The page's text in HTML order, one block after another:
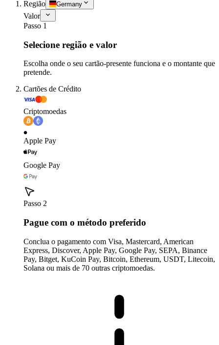
Região Germany
Valor
Passo 1
Selecione região e valor
Escolha onde o seu cartão-presente funciona e o montante que
pretende.
Cartões de Crédito
Criptomoedas
Apple Pay
Google Pay
Passo 2
Pague com o método preferido
Conclua o pagamento com Visa, Mastercard, American
Express, Discover, Apple Pay, Google Pay, SEPA, Binance
Pay, Bitget, KuCoin Pay, Bitcoin, Ethereum, USDT, Litecoin,
Solana ou mais de 70 outras criptomoedas.